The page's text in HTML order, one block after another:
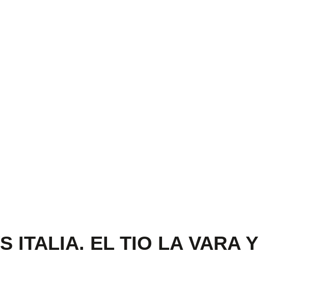
ITALIA. EL TIO LA VARA Y